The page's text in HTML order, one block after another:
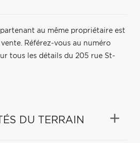
au même propriétaire est
Référez-vous au numéro
tous les détails du 205 rue St-
DU TERRAIN